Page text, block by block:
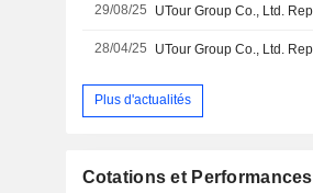
29/08/25
28/04/25
Plus d'actualités
Cotations et Performances